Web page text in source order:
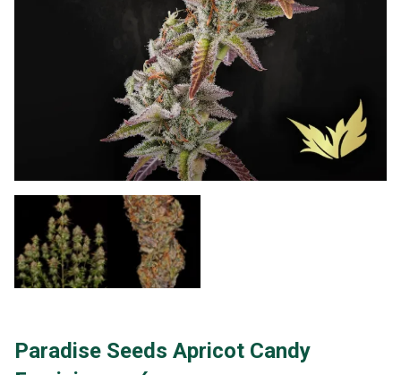
Paradise Seeds Apricot Candy